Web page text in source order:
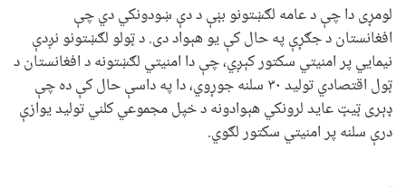
لومړی دا چې د عامه لګښتونو بڼې د دې ښودونکي دي چې
افغانستان د جګړې په حال کې يو هېواد دی. د ټولو لګښتونو نږدې
نيمايي پر امنيتي سکتور کېږي، چې دا امنيتي لګښتونه د افغانستان د
ټول اقتصادي توليد ۳۰ سلنه جوړوي، دا په داسې حال کې ده چې
ډېری ټيټ عايد لرونکي هېوادونه د خپل مجموعي کلني توليد يوازې
درې سلنه پر امنيتي سکتور لګوي.